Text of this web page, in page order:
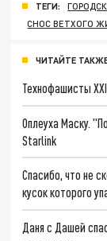
ТЕГИ:
СНОС ВЕТХОГО
ЧИТАЙТЕ
Технофашисты
Оплеуха Маску.
Starlink
Спасибо, что не
кусок которого
Даня с Дашей